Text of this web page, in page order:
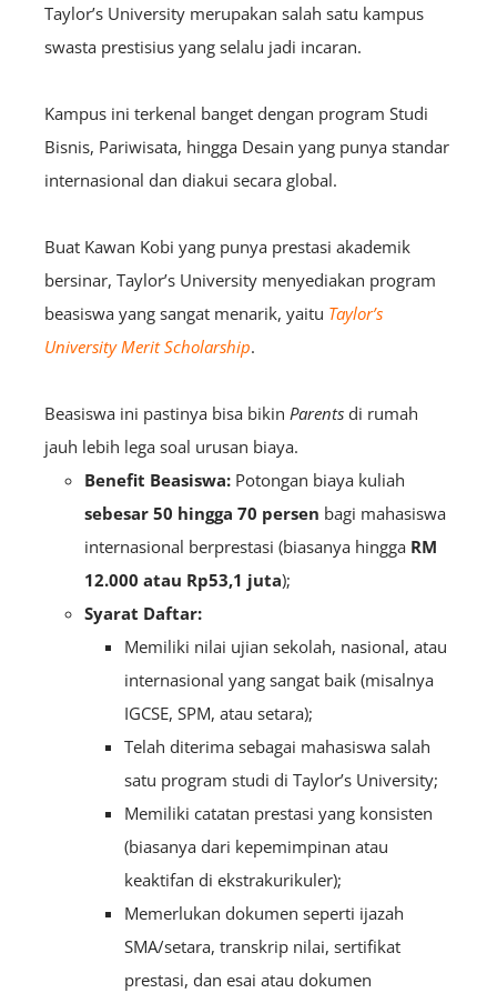
Taylor’s University merupakan salah satu kampus
swasta prestisius yang selalu jadi incaran.
Kampus ini terkenal banget dengan program Studi
Bisnis, Pariwisata, hingga Desain yang punya standar
internasional dan diakui secara global.
Buat Kawan Kobi yang punya prestasi akademik
bersinar, Taylor’s University menyediakan program
beasiswa yang sangat menarik, yaitu Taylor’s
University Merit Scholarship.
Beasiswa ini pastinya bisa bikin Parents di rumah
jauh lebih lega soal urusan biaya.
Benefit Beasiswa: Potongan biaya kuliah
sebesar 50 hingga 70 persen bagi mahasiswa
internasional berprestasi (biasanya hingga RM
12.000 atau Rp53,1 juta);
Syarat Daftar:
Memiliki nilai ujian sekolah, nasional, atau
internasional yang sangat baik (misalnya
IGCSE, SPM, atau setara);
Telah diterima sebagai mahasiswa salah
satu program studi di Taylor’s University;
Memiliki catatan prestasi yang konsisten
(biasanya dari kepemimpinan atau
keaktifan di ekstrakurikuler);
Memerlukan dokumen seperti ijazah
SMA/setara, transkrip nilai, sertifikat
prestasi, dan esai atau dokumen